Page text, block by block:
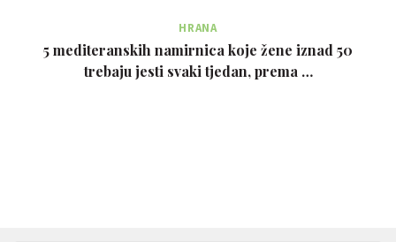
HRANA
5 mediteranskih namirnica koje žene iznad 50
trebaju jesti svaki tjedan, prema …